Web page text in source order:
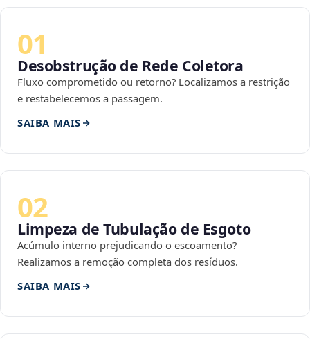
01
Desobstrução de Rede Coletora
Fluxo comprometido ou retorno? Localizamos a restrição
e restabelecemos a passagem.
SAIBA MAIS
02
Limpeza de Tubulação de Esgoto
Acúmulo interno prejudicando o escoamento?
Realizamos a remoção completa dos resíduos.
SAIBA MAIS